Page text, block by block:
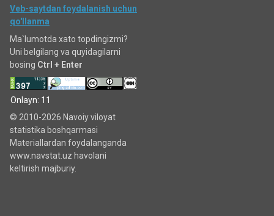
Veb-saytdan foydalanish uchun
qo'llanma
Ma`lumotda xato topdingizmi?
Uni belgilang va quyidagilarni
bosing Ctrl + Enter
Onlayn: 11
© 2010-2026 Navoiy viloyat
statistika boshqarmasi
Materiallardan foydalanganda
www.navstat.uz havolani
keltirish majburiy.